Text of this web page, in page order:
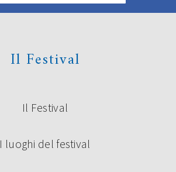
Il Festival
Il Festival
I luoghi del festival